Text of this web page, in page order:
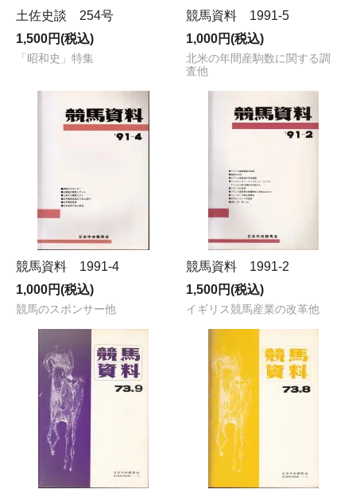
土佐史談 254号
1,500円(税込)
「昭和史」特集
競馬資料 1991-5
1,000円(税込)
北米の年間産駒数に関する調
査他
競馬資料 1991-4
1,000円(税込)
競馬のスポンサー他
競馬資料 1991-2
1,500円(税込)
イギリス競馬産業の改革他